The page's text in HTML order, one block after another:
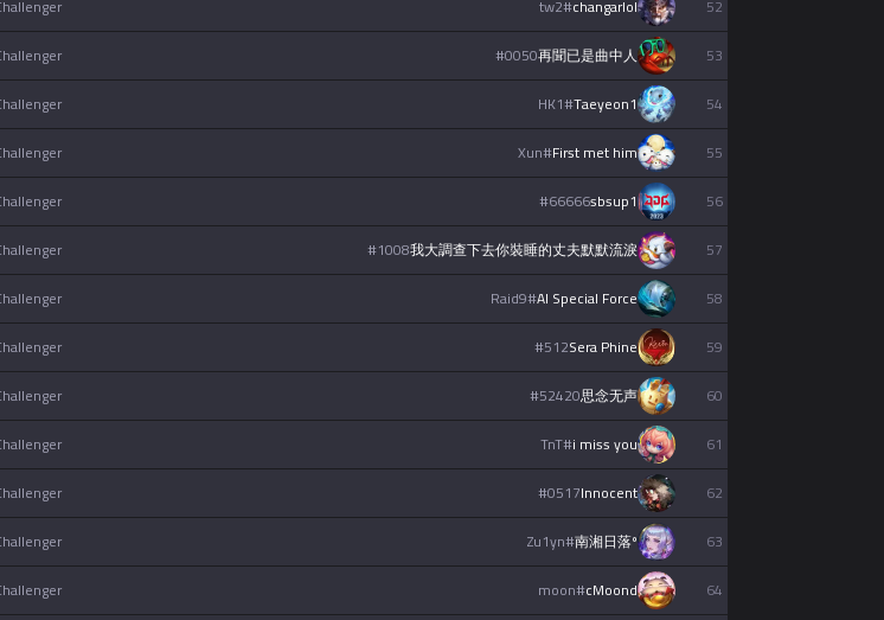
52
changarlol
#
tw2
challenger
53
再聞已是曲中人
#0050
challenger
54
Taeyeon1
#
HK1
challenger
55
First met him
#
Xun
challenger
56
sbsup1
#66666
challenger
57
我大調查下去你裝睡的丈夫默默流淚
#1008
challenger
58
AI Special Force
#
Raid9
challenger
59
Sera Phine
#512
challenger
60
思念无声
#52420
challenger
61
i miss you
#
TnT
challenger
62
Innocent
#0517
challenger
63
南湘日落º
#
Zu1yn
challenger
64
cMoond
#
moon
challenger